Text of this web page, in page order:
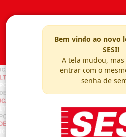
Bem vindo ao novo
SESI!
A tela mudou, mas
entrar com o
senha de